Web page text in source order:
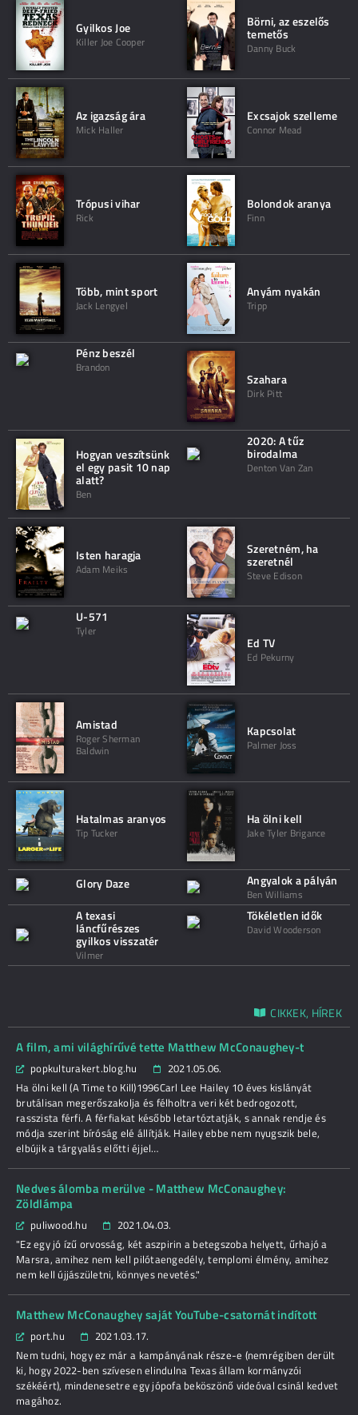
Gyilkos Joe
Killer Joe Cooper
Börni, az eszelős
temetős
Danny Buck
Az igazság ára
Mick Haller
Excsajok szelleme
Connor Mead
Trópusi vihar
Rick
Bolondok aranya
Finn
Több, mint sport
Jack Lengyel
Anyám nyakán
Tripp
Pénz beszél
Brandon
Szahara
Dirk Pitt
Hogyan veszítsünk
el egy pasit 10 nap
alatt?
Ben
2020: A tűz
birodalma
Denton Van Zan
Isten haragja
Adam Meiks
Szeretném, ha
szeretnél
Steve Edison
U-571
Tyler
Ed TV
Ed Pekurny
Amistad
Roger Sherman
Baldwin
Kapcsolat
Palmer Joss
Hatalmas aranyos
Tip Tucker
Ha ölni kell
Jake Tyler Brigance
Glory Daze Angyalok a pályán
Ben Williams
A texasi
láncfűrészes
gyilkos visszatér
Vilmer
Tökéletlen idők
David Wooderson
CIKKEK, HÍREK
A film, ami világhírűvé tette Matthew McConaughey-t
popkulturakert.blog.hu
2021.05.06.
Ha ölni kell (A Time to Kill)1996Carl Lee Hailey 10 éves kislányát
brutálisan megerőszakolja és félholtra veri két bedrogozott,
rasszista férfi. A férfiakat később letartóztatják, s annak rendje és
módja szerint bíróság elé állítják. Hailey ebbe nem nyugszik bele,
elbújik a tárgyalás előtti éjjel…
Nedves álomba merülve - Matthew McConaughey:
Zöldlámpa
puliwood.hu
2021.04.03.
"Ez egy jó ízű orvosság, két aszpirin a betegszoba helyett, űrhajó a
Marsra, amihez nem kell pilótaengedély, templomi élmény, amihez
nem kell újjászületni, könnyes nevetés."
Matthew McConaughey saját YouTube-csatornát indított
port.hu
2021.03.17.
Nem tudni, hogy ez már a kampányának része-e (nemrégiben derült
ki, hogy 2022-ben szívesen elindulna Texas állam kormányzói
székéért), mindenesetre egy jópofa beköszönő videóval csinál kedvet
magához.